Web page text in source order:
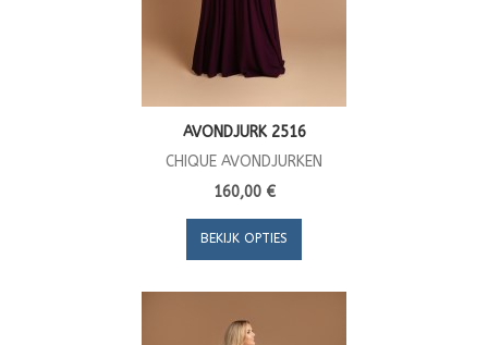
AVONDJURK 2516
CHIQUE AVONDJURKEN
160,00 €
BEKIJK OPTIES